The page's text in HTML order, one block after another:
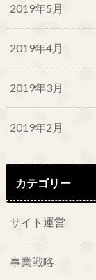
2019年5月
2019年4月
2019年3月
2019年2月
カテゴリー
サイト運営
事業戦略